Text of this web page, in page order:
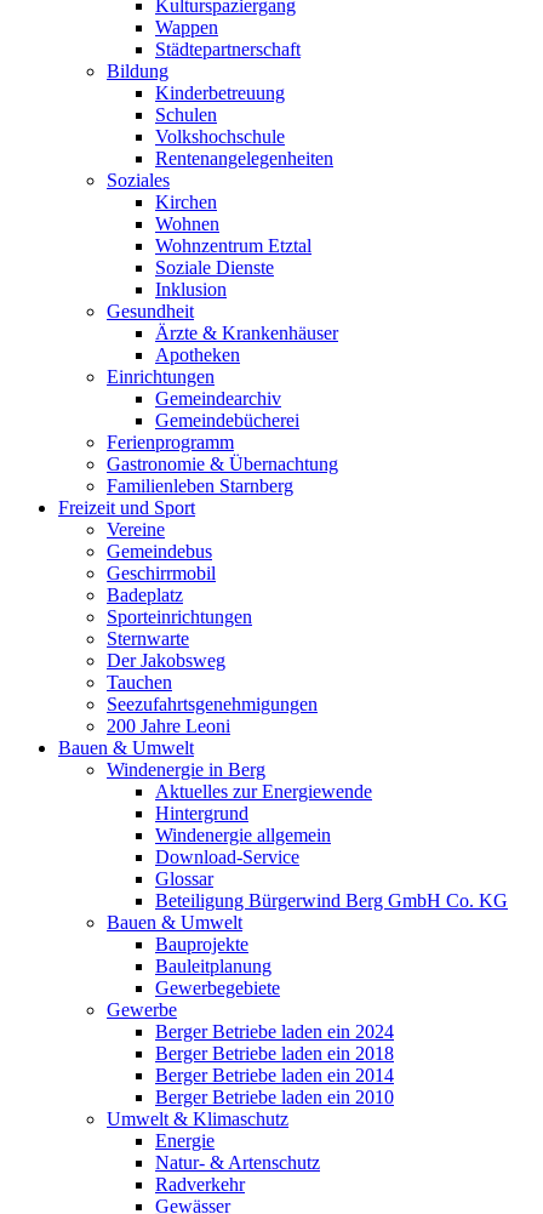
Kulturspaziergang
Wappen
Städtepartnerschaft
Bildung
Kinderbetreuung
Schulen
Volkshochschule
Rentenangelegenheiten
Soziales
Kirchen
Wohnen
Wohnzentrum Etztal
Soziale Dienste
Inklusion
Gesundheit
Ärzte & Krankenhäuser
Apotheken
Einrichtungen
Gemeindearchiv
Gemeindebücherei
Ferienprogramm
Gastronomie & Übernachtung
Familienleben Starnberg
Freizeit und Sport
Vereine
Gemeindebus
Geschirrmobil
Badeplatz
Sporteinrichtungen
Sternwarte
Der Jakobsweg
Tauchen
Seezufahrtsgenehmigungen
200 Jahre Leoni
Bauen & Umwelt
Windenergie in Berg
Aktuelles zur Energiewende
Hintergrund
Windenergie allgemein
Download-Service
Glossar
Beteiligung Bürgerwind Berg GmbH Co. KG
Bauen & Umwelt
Bauprojekte
Bauleitplanung
Gewerbegebiete
Gewerbe
Berger Betriebe laden ein 2024
Berger Betriebe laden ein 2018
Berger Betriebe laden ein 2014
Berger Betriebe laden ein 2010
Umwelt & Klimaschutz
Energie
Natur- & Artenschutz
Radverkehr
Gewässer